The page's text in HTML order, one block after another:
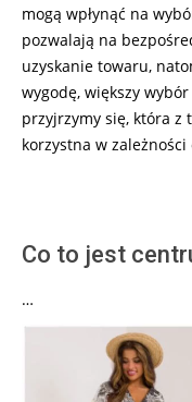
mogą wpłynąć na
pozwalają na
uzyskanie towaru,
wygodę, większy
przyjrzymy się, która z
korzystna w
Co to jest
…